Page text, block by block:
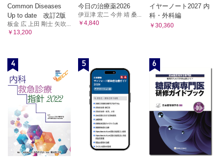
アルコール性肝障害（大濱日出子、朝井章）
非アルコール性脂肪性肝炎（大濱日出子、朝井章）
肝硬変・門脈圧亢進症（遠藤文司）
【外科・IVR系】（髙和正）
【内科】（大濱日出子、朝井章）
9章 胆道の病気
中西保貴
胆囊がん・胆管がん
胆囊結石・胆管結石
胆囊炎・胆管炎
胆道の病気に対する治療
10章 膵臓の病気
Common Diseases
Up to date 改訂2版
板金 広 上田 剛士 矢吹...
￥13,200
今日の治療薬2026
伊豆津 宏二 今井 靖 桑...
￥4,840
イヤーノート2027 内
科・外科編
￥30,360
4 5 6